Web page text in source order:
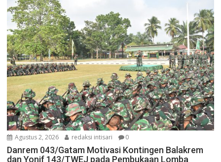
Agustus 2, 2026 redaksi intisari 0
Danrem 043/Gatam Motivasi Kontingen Balakrem
dan Yonif 143/TWEJ pada Pembukaan Lomba